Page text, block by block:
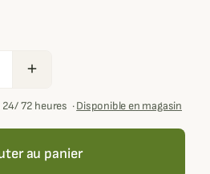
add
72 heures ·Disponible en magasin
au panier